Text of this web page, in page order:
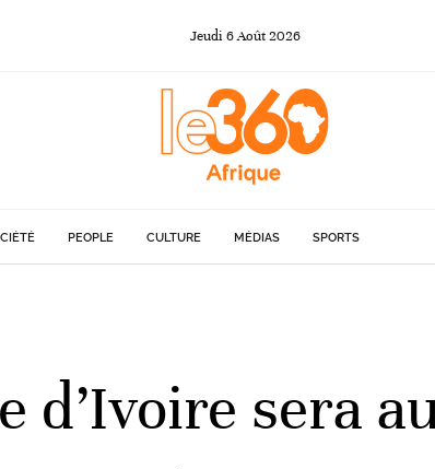
Jeudi 6Août 2026
PEOPLE CULTURE MÉDIAS SPORTS
d’Ivoire sera